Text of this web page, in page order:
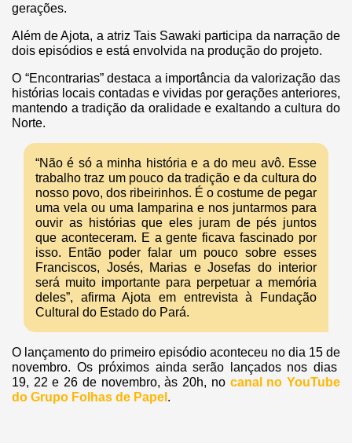
gerações.
Além de Ajota, a atriz Tais Sawaki participa da narração de
dois episódios e está envolvida na produção do projeto.
O “Encontrarias” destaca a importância da valorização das
histórias locais contadas e vividas por gerações anteriores,
mantendo a tradição da oralidade e exaltando a cultura do
Norte.
“Não é só a minha história e a do meu avô. Esse
trabalho traz um pouco da tradição e da cultura do
nosso povo, dos ribeirinhos. É o costume de pegar
uma vela ou uma lamparina e nos juntarmos para
ouvir as histórias que eles juram de pés juntos
que aconteceram. E a gente ficava fascinado por
isso. Então poder falar um pouco sobre esses
Franciscos, Josés, Marias e Josefas do interior
será muito importante para perpetuar a memória
deles”, afirma Ajota em entrevista à Fundação
Cultural do Estado do Pará.
O lançamento do primeiro episódio aconteceu no dia 15 de
novembro. Os próximos ainda serão lançados nos dias
19, 22 e 26 de novembro, às 20h, no canal no YouTube
do Grupo Folhas de Papel .